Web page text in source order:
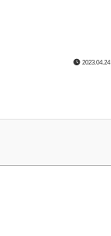
2023.04.24